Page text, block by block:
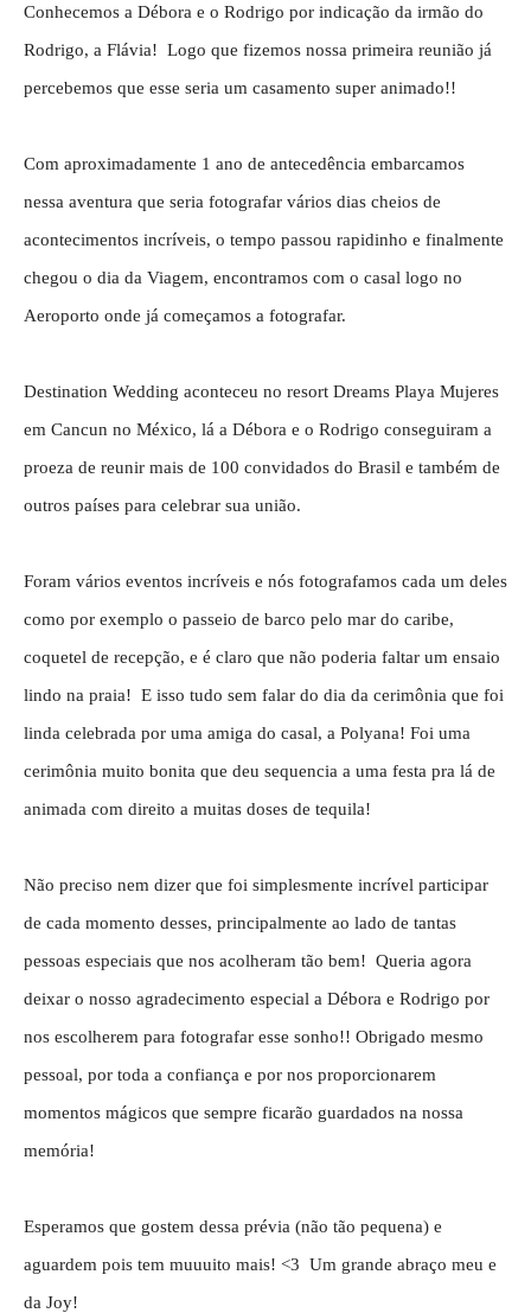
Conhecemos a Débora e o Rodrigo por indicação da irmão do
Rodrigo, a Flávia! Logo que fizemos nossa primeira reunião já
percebemos que esse seria um casamento super animado!!
Com aproximadamente 1 ano de antecedência embarcamos
nessa aventura que seria fotografar vários dias cheios de
acontecimentos incríveis, o tempo passou rapidinho e finalmente
chegou o dia da Viagem, encontramos com o casal logo no
Aeroporto onde já começamos a fotografar.
Destination Wedding aconteceu no resort Dreams Playa Mujeres
em Cancun no México, lá a Débora e o Rodrigo conseguiram a
proeza de reunir mais de 100 convidados do Brasil e também de
outros países para celebrar sua união.
Foram vários eventos incríveis e nós fotografamos cada um deles
como por exemplo o passeio de barco pelo mar do caribe,
coquetel de recepção, e é claro que não poderia faltar um ensaio
lindo na praia! E isso tudo sem falar do dia da cerimônia que foi
linda celebrada por uma amiga do casal, a Polyana! Foi uma
cerimônia muito bonita que deu sequencia a uma festa pra lá de
animada com direito a muitas doses de tequila!
Não preciso nem dizer que foi simplesmente incrível participar
de cada momento desses, principalmente ao lado de tantas
pessoas especiais que nos acolheram tão bem! Queria agora
deixar o nosso agradecimento especial a Débora e Rodrigo por
nos escolherem para fotografar esse sonho!! Obrigado mesmo
pessoal, por toda a confiança e por nos proporcionarem
momentos mágicos que sempre ficarão guardados na nossa
memória!
Esperamos que gostem dessa prévia (não tão pequena) e
aguardem pois tem muuuito mais! <3 Um grande abraço meu e
da Joy!